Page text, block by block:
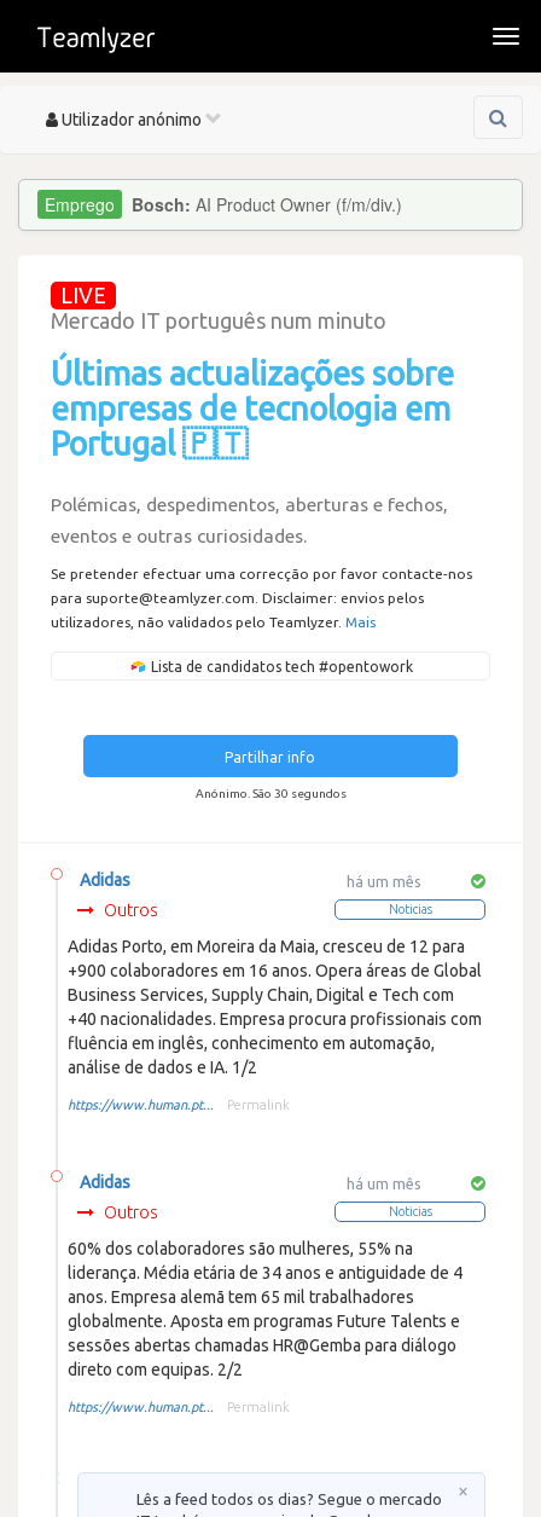
Toggle
Utilizador anónimo
Bosch: AI Product Owner (f/m/div.)
LIVE
Mercado IT português num minuto
Últimas actualizações sobre
empresas de tecnologia em
Portugal 🇵🇹
Polémicas, despedimentos, aberturas e fechos,
eventos e outras curiosidades.
Se pretender efectuar uma correcção por favor contacte-nos
para suporte@teamlyzer.com. Disclaimer: envios pelos
utilizadores, não validados pelo Teamlyzer. Mais
Lista de candidatos tech #opentowork
Partilhar info
Anónimo. São 30 segundos
há um mês
Noticias
Adidas
Outros
Adidas Porto, em Moreira da Maia, cresceu de 12 para
+900 colaboradores em 16 anos. Opera áreas de Global
Business Services, Supply Chain, Digital e Tech com
+40 nacionalidades. Empresa procura profissionais com
fluência em inglês, conhecimento em automação,
análise de dados e IA. 1/2
https://www.human.pt... Permalink
há um mês
Noticias
Adidas
Outros
60% dos colaboradores são mulheres, 55% na
liderança. Média etária de 34 anos e antiguidade de 4
anos. Empresa alemã tem 65 mil trabalhadores
globalmente. Aposta em programas Future Talents e
sessões abertas chamadas HR@Gemba para diálogo
direto com equipas. 2/2
https://www.human.pt... Permalink
Lês a feed todos os dias? Segue o mercado
×